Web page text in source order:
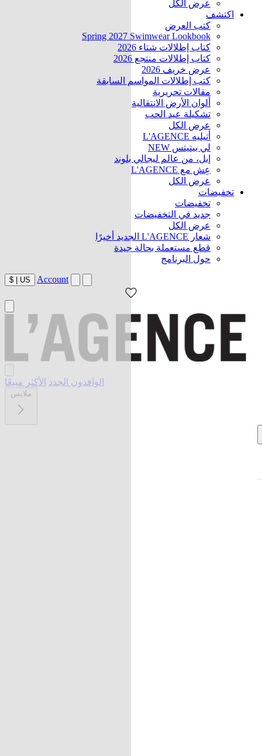
عرض الكل
اكتشف
كتب العرض
Spring 2027 Swimwear Lookbook
كتاب إطلالات شتاء 2026
كتاب إطلالات منتجع 2026
عرض خريف 2026
كتب إطلالات المواسم السابقة
مقالات تحريرية
ألوان الأرض الانتقالية
تشكيلة عيد الحب
عرض الكل
أتيليه L'AGENCE
لي بيتيتس NEW
إيل، من عالم ليجالي بلوند
عِش مع L'AGENCE
عرض الكل
تخفيضات
تخفيضات
جديد في التخفيضات
عرض الكل
شعار L'AGENCE الجديد أخيرًا
قطع مستعملة بحالة جيدة
حول البرنامج
US
$ Account
الوافدون الجدد الأكثر مبيعًا
ملابس